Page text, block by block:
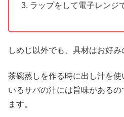
ラップをして電子レンジ
しめじ以外でも、具材はお好み
茶碗蒸しを作る時に出し汁を
いるサバの汁には旨味がある
ます。